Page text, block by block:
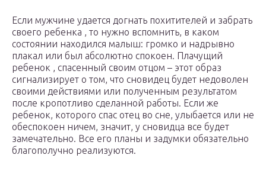
Если мужчине удается догнать похитителей и забрать
своего ребенка , то нужно вспомнить, в каком
состоянии находился малыш: громко и надрывно
плакал или был абсолютно спокоен. Плачущий
ребенок , спасенный своим отцом – этот образ
сигнализирует о том, что сновидец будет недоволен
своими действиями или полученным результатом
после кропотливо сделанной работы. Если же
ребенок, которого спас отец во сне, улыбается или не
обеспокоен ничем, значит, у сновидца все будет
замечательно. Все его планы и задумки обязательно
благополучно реализуются.